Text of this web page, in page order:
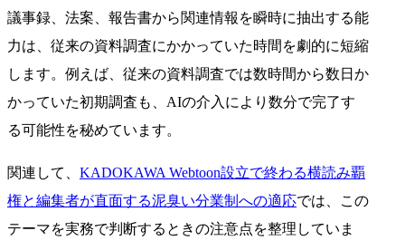
議事録、法案、報告書から関連情報を瞬時に抽出する能
力は、従来の資料調査にかかっていた時間を劇的に短縮
します。例えば、従来の資料調査では数時間から数日か
かっていた初期調査も、AIの介入により数分で完了す
る可能性を秘めています。
関連して、 KADOKAWA Webtoon設立で終わる横読み覇
権と編集者が直面する泥臭い分業制への適応では、この
テーマを実務で判断するときの注意点を整理していま